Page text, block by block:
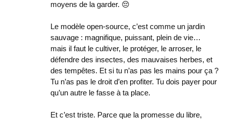
moyens de la garder. 😔
Le modèle open-source, c’est comme un jardin
sauvage : magnifique, puissant, plein de vie…
mais il faut le cultiver, le protéger, le arroser, le
défendre des insectes, des mauvaises herbes, et
des tempêtes. Et si tu n’as pas les mains pour ça ?
Tu n’as pas le droit d’en profiter. Tu dois payer pour
qu’un autre le fasse à ta place.
Et c’est triste. Parce que la promesse du libre,